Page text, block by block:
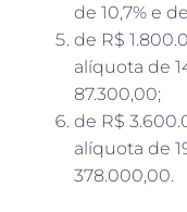
de 10,7% e
de R$
alíquota de
87.300,00;
de R$
alíquota de
378.000,00.